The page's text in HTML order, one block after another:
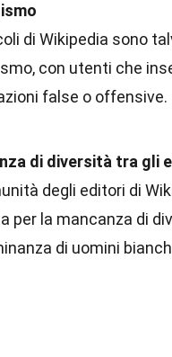
di Wikipedia sono
con utenti che
false o offensive.
di diversità tra gli
degli editori di
per la mancanza di
di uomini